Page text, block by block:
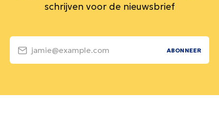
schrijven voor de nieuwsbrief
jamie@example.com ABONNEER